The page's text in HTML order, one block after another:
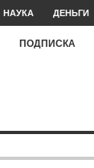
НАУКА ДЕНЬГИ
ПОДПИСКА